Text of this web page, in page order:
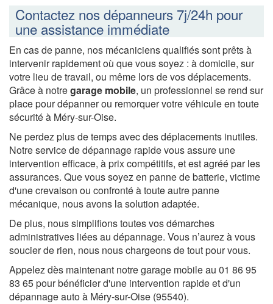
Contactez nos dépanneurs 7j/24h pour
une assistance immédiate
En cas de panne, nos mécaniciens qualifiés sont prêts à
intervenir rapidement où que vous soyez : à domicile, sur
votre lieu de travail, ou même lors de vos déplacements.
Grâce à notregarage mobile, un professionnel se rend sur
place pour dépanner ou remorquer votre véhicule en toute
sécurité à Méry-sur-Oise.
Ne perdez plus de temps avec des déplacements inutiles.
Notre service de dépannage rapide vous assure une
intervention efficace, à prix compétitifs, et est agréé par les
assurances. Que vous soyez en panne de batterie, victime
d'une crevaison ou confronté à toute autre panne
mécanique, nous avons la solution adaptée.
De plus, nous simplifions toutes vos démarches
administratives liées au dépannage. Vous n’aurez à vous
soucier de rien, nous nous chargeons de tout pour vous.
Appelez dès maintenant notre garage mobile au 01 86 95
83 65 pour bénéficier d'une intervention rapide et d'un
dépannage auto à Méry-sur-Oise (95540).